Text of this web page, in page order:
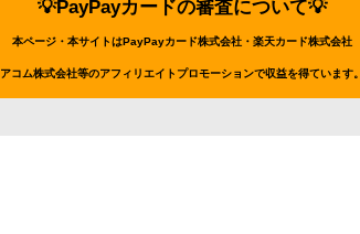
💡PayPayカードの審査について💡
本ページ・本サイトはPayPayカード株式会社・楽天カード株式会社
アコム株式会社等のアフィリエイトプロモーションで収益を得ています。